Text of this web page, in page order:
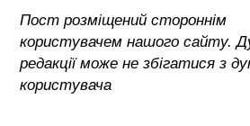
Пост розміщений стороннім
користувачем нашого сайту.
редакції може не збігатися з
користувача